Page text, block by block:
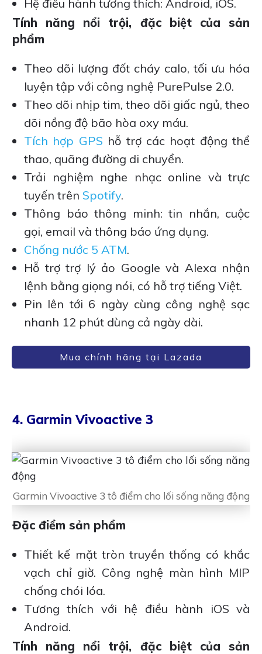
Hệ điều hành tương thích: Android, iOS.
Tính năng nổi trội, đặc biệt của sản
phẩm
Theo dõi lượng đốt cháy calo, tối ưu hóa
luyện tập với công nghệ PurePulse 2.0.
Theo dõi nhịp tim, theo dõi giấc ngủ, theo
dõi nồng độ bão hòa oxy máu.
Tích hợp GPS hỗ trợ các hoạt động thể
thao, quãng đường di chuyển.
Trải nghiệm nghe nhạc online và trực
tuyến trên Spotify.
Thông báo thông minh: tin nhắn, cuộc
gọi, email và thông báo ứng dụng.
Chống nước 5 ATM.
Hỗ trợ trợ lý ảo Google và Alexa nhận
lệnh bằng giọng nói, có hỗ trợ tiếng Việt.
Pin lên tới 6 ngày cùng công nghệ sạc
nhanh 12 phút dùng cả ngày dài.
Mua chính hãng tại Lazada
4. Garmin Vivoactive 3
Garmin Vivoactive 3 tô điểm cho lối sống năng động
Đặc điểm sản phẩm
Thiết kế mặt tròn truyền thống có khắc
vạch chỉ giờ. Công nghệ màn hình MIP
chống chói lóa.
Tương thích với hệ điều hành iOS và
Android.
Tính năng nổi trội, đặc biệt của sản